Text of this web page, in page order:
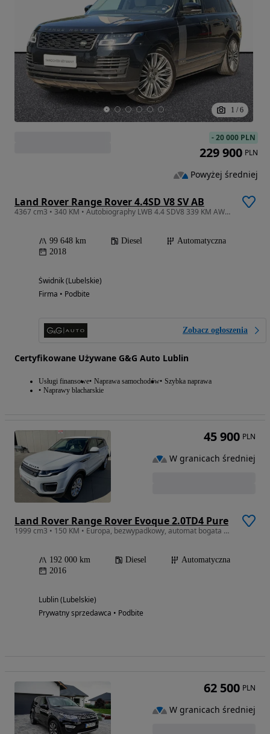
1 / 6
Land Rover Range Rover 4.4SD V8 SV AB
4367 cm3 • 340 KM • Autobiography LWB 4.4 SDV8 339 KM AWD Executive Meridian TV HUD Hak
99 648 km Diesel
Automatyczna
2018
Świdnik (Lubelskie)
Firma • Podbite
Zobacz ogłoszenia
Certyfikowane Używane G&G Auto Lublin
Usługi finansowe Naprawa samochodów Szybka naprawa
Naprawy blacharskie
-20 000 PLN
229 900 PLN
Powyżej średniej
Land Rover Range Rover Evoque 2.0TD4 Pure
1999 cm3 • 150 KM • Europa, bezwypadkowy, automat bogata opcja !
192 000 km Diesel
Automatyczna
2016
Lublin (Lubelskie)
Prywatny sprzedawca • Podbite
45 900 PLN
W granicach średniej
62 500 PLN
W granicach średniej